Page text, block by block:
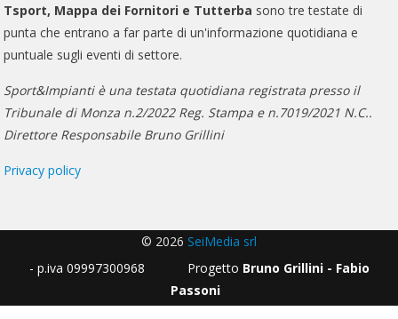
Tsport, Mappa dei Fornitori e Tutterba sono tre testate di
punta che entrano a far parte di un'informazione quotidiana e
puntuale sugli eventi di settore.
Sport&Impianti è una testata quotidiana registrata presso il
Tribunale di Monza n.2/2022 Reg. Stampa e n.7019/2021 N.C..
Direttore Responsabile Bruno Grillini
Privacy policy
© 2026 SeiMedia srl
- p.iva 09997300968 Progetto Bruno Grillini - Fabio
Passoni